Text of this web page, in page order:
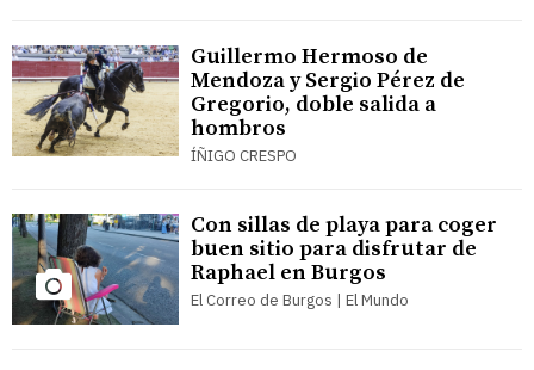
Guillermo Hermoso de
Mendoza y Sergio Pérez de
Gregorio, doble salida a
hombros
ÍÑIGO CRESPO
Con sillas de playa para coger
buen sitio para disfrutar de
Raphael en Burgos
El Correo de Burgos | El Mundo